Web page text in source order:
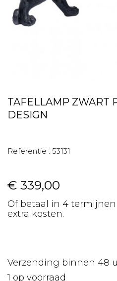
TAFELLAMP ZWART
DESIGN
Referentie : 53131
€ 339,00
Of betaal in 4
extra kosten.
Verzending binnen 48
1 op voorraad